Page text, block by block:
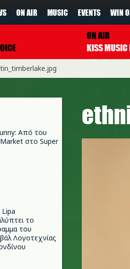
ON AIR MUSIC EVENTS WIN
ON AIR
Από του
στο Super
το
του
Λογοτεχνίας